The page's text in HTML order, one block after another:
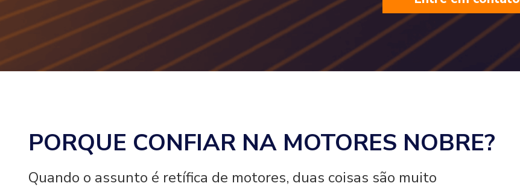
PORQUE CONFIAR NA MOTORES NOBRE?
Quando o assunto é retífica de motores, duas coisas são muito